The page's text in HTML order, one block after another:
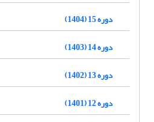
دوره 15 (1404)
دوره 14 (1403)
دوره 13 (1402)
دوره 12 (1401)